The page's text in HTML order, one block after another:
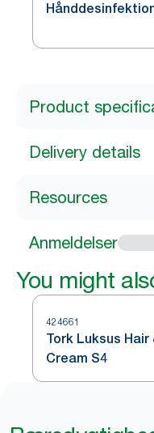
S4
Product
Delivery details
Resources
Anmeldelser
You might
424661
Tork Luksus Hair
Cream S4